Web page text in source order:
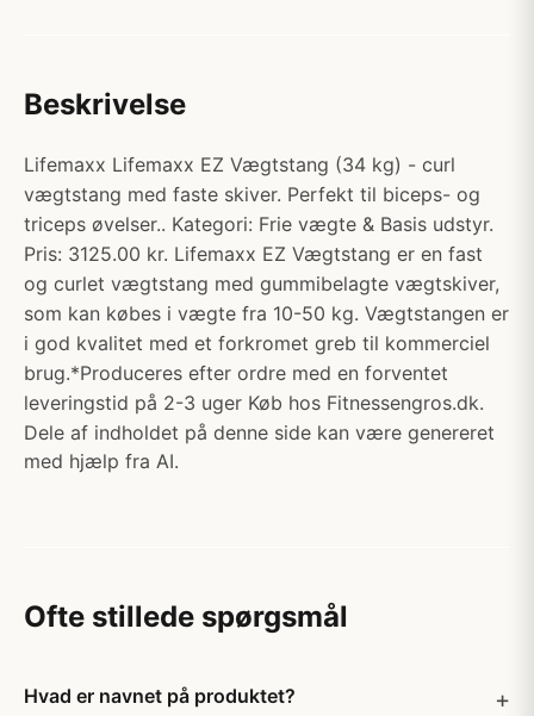
Beskrivelse
Lifemaxx Lifemaxx EZ Vægtstang (34 kg) - curl
vægtstang med faste skiver. Perfekt til biceps- og
triceps øvelser.. Kategori: Frie vægte & Basis udstyr.
Pris: 3125.00 kr. Lifemaxx EZ Vægtstang er en fast
og curlet vægtstang med gummibelagte vægtskiver,
som kan købes i vægte fra 10-50 kg. Vægtstangen er
i god kvalitet med et forkromet greb til kommerciel
brug.*Produceres efter ordre med en forventet
leveringstid på 2-3 uger Køb hos Fitnessengros.dk.
Dele af indholdet på denne side kan være genereret
med hjælp fra AI.
Ofte stillede spørgsmål
Hvad er navnet på produktet?